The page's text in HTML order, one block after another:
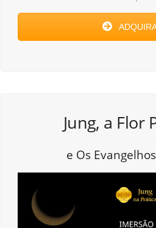
Jung, a Flor
e Os